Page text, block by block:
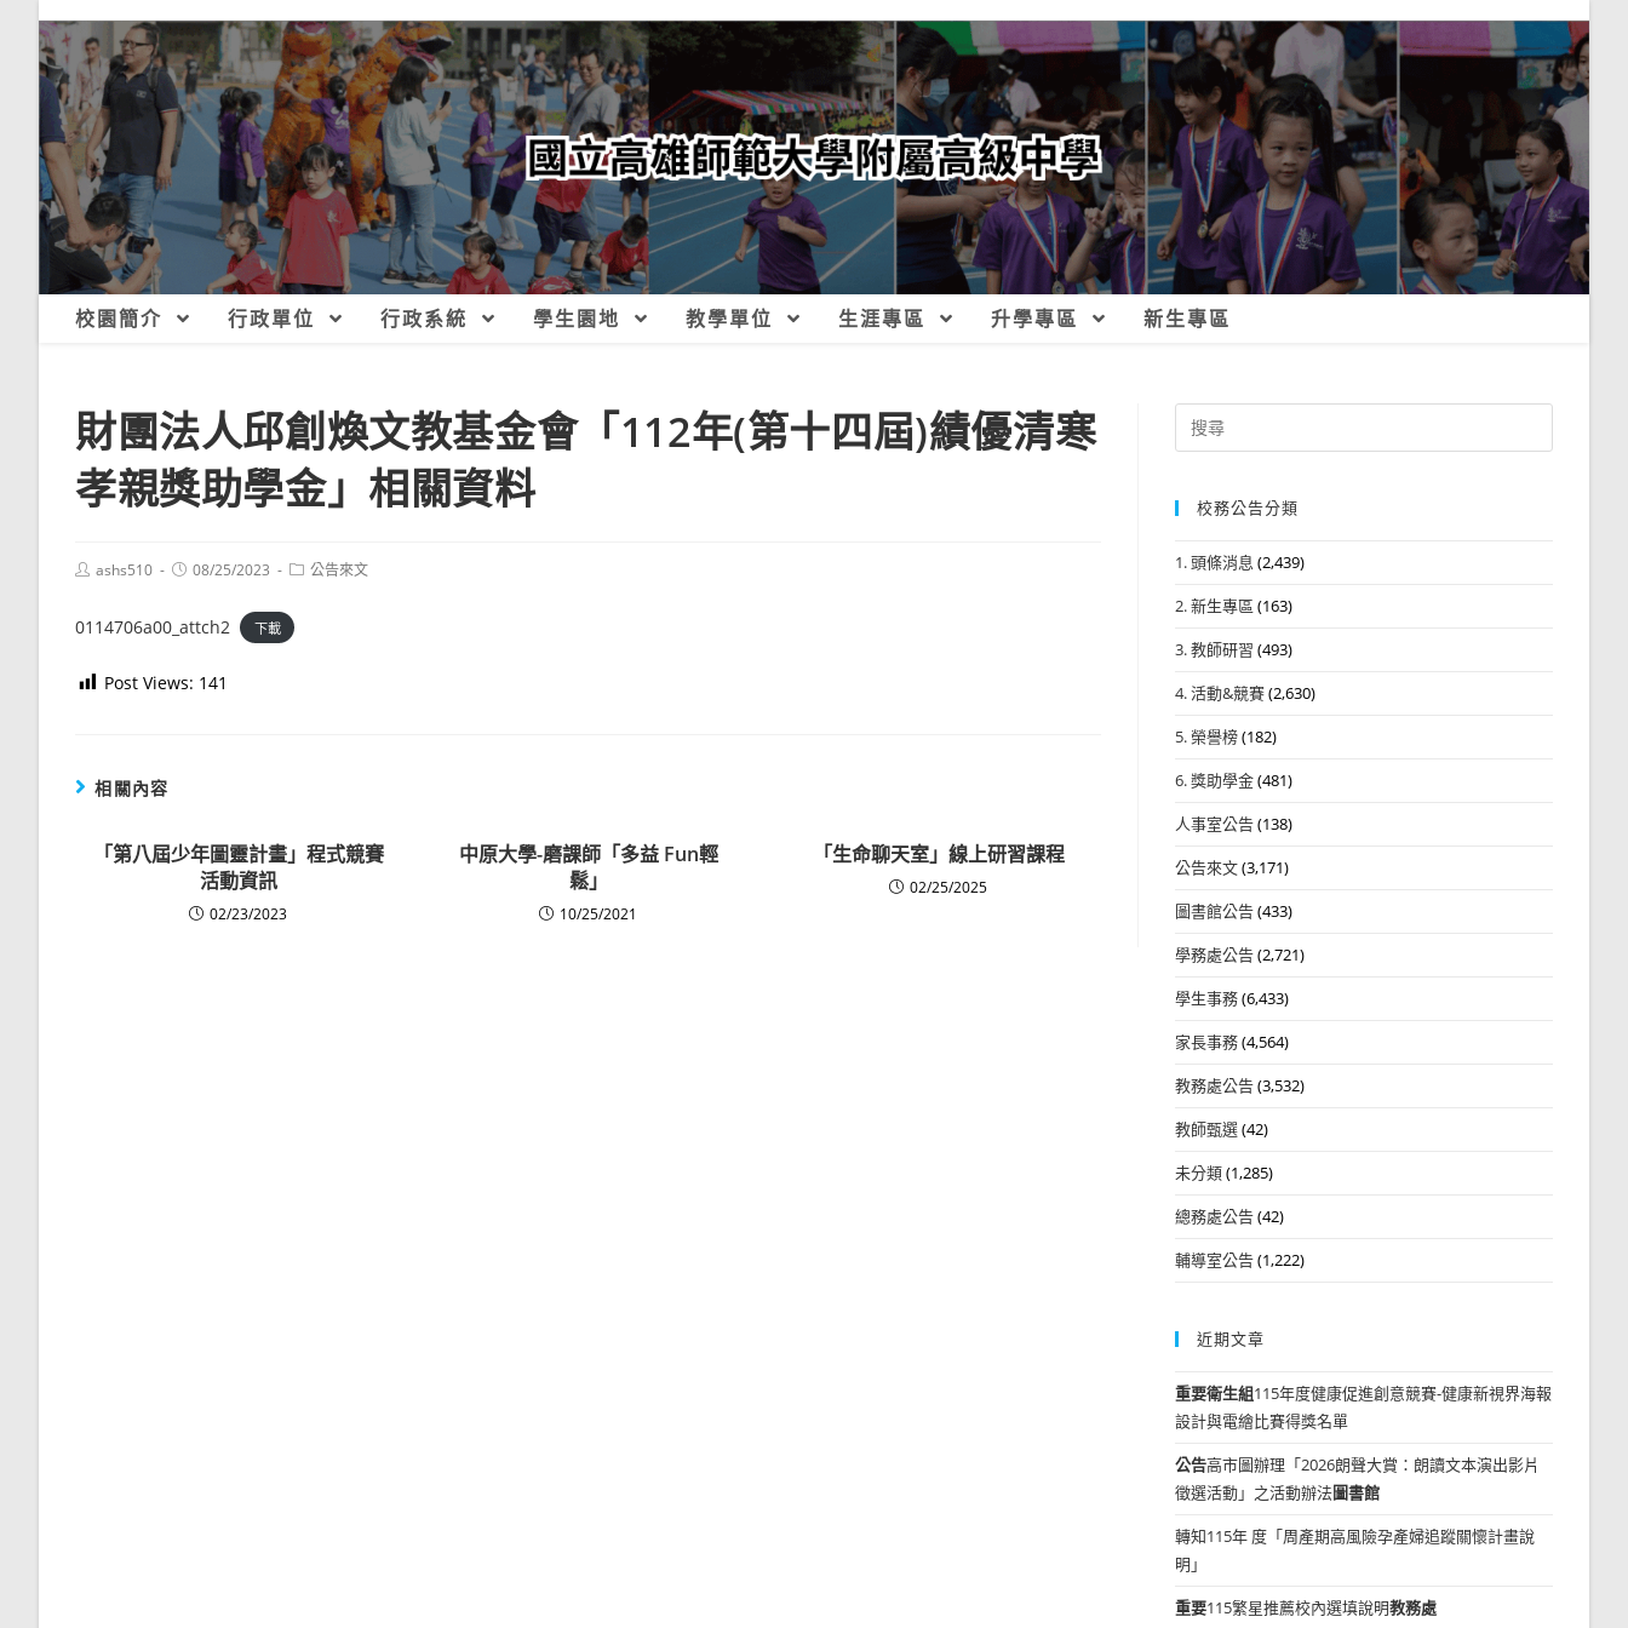
校園簡介 行政單位 行政系統 學生園地 教學單位 生涯專區 升學專區 新生專區
財團法人邱創煥文教基金會「112年(第十四屆)績優清寒
孝親獎助學金」相關資料
Postashs510
Post08/25/2023
Post公告來文
0114706a00_attch2 下載
Post Views: 141
相關內容
「第八屆少年圖靈計畫」程式競賽
活動資訊
02/23/2023
中原大學-磨課師「多益 Fun輕
鬆」
10/25/2021
「生命聊天室」線上研習課程
02/25/2025
Search
for:
校務公告分類
1. 頭條消息 (2,439)
2. 新生專區 (163)
3. 教師研習 (493)
4. 活動&競賽(2,630)
5. 榮譽榜(182)
6. 獎助學金(481)
人事室公告(138)
公告來文(3,171)
圖書館公告(433)
學務處公告(2,721)
學生事務(6,433)
家長事務(4,564)
教務處公告(3,532)
教師甄選(42)
未分類(1,285)
總務處公告(42)
輔導室公告(1,222)
近期文章
重要衛生組115年度健康促進創意競賽-健康新視界海報
設計與電繪比賽得獎名單
公告高市圖辦理「2026朗聲大賞：朗讀文本演出影片
徵選活動」之活動辦法圖書館
轉知115年 度「周產期高風險孕產婦追蹤關懷計畫說
明」
重要115繁星推薦校內選填說明教務處